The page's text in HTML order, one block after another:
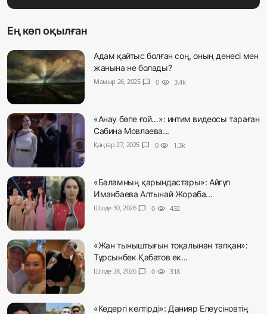
Ең көп оқылған
Адам қайтыс болған соң, оның денесі мен
жанына не болады?
Мамыр 26, 2025 chat_bubble 0 visibility 3.4k
«Анау бөпе ғой…»: интим видеосы тараған
Сабина Мовлаева...
Қаңтар 27, 2025 chat_bubble 0 visibility 1.3k
«Баламның қарындастары»: Айгүл
Иманбаева Алтынай Жораба...
Шілде 30, 2026 chat_bubble 0 visibility 432
«Жан тыныштығын тоқалынан тапқан»:
Тұрсынбек Қабатов ек...
Шілде 28, 2026 chat_bubble 0 visibility 318
«Кедергі келтірді»: Данияр Елеусіновтің